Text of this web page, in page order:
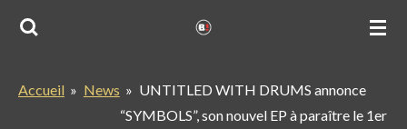
Passer
principal
Accueil » News » UNTITLED WITH DRUMS annonce
“SYMBOLS”, son nouvel EP à paraître le 1er